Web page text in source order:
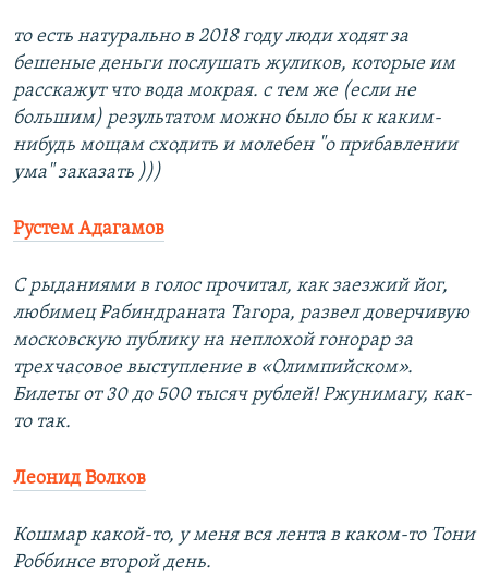
то есть натурально в 2018 году люди ходят за
бешеные деньги послушать жуликов, которые им
расскажут что вода мокрая. с тем же (если не
большим) результатом можно было бы к каким-
нибудь мощам сходить и молебен "о прибавлении
ума" заказать )))
Рустем Адагамов
С рыданиями в голос прочитал, как заезжий йог,
любимец Рабиндраната Тагора, развел доверчивую
московскую публику на неплохой гонорар за
трехчасовое выступление в «Олимпийском».
Билеты от 30 до 500 тысяч рублей! Ржунимагу, как-
то так.
Леонид Волков
Кошмар какой-то, у меня вся лента в каком-то Тони
Роббинсе второй день.